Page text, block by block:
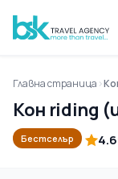
Главна страница
Кон riding
Бестселър